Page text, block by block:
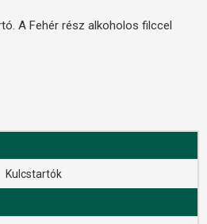
A Fehér rész alkoholos filccel
Kulcstartók